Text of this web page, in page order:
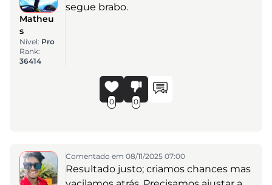
Matheu
s
Nível: Pro
Rank:
36414
segue brabo.
0 0
Comentado em 08/11/2025 07:00
Resultado justo; criamos chances mas